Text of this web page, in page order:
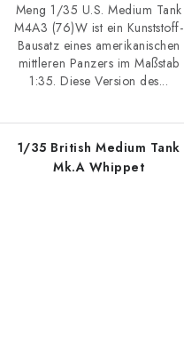
Meng 1/35 U.S. Medium Tank
M4A3 (76)W ist ein Kunststoff-
Bausatz eines amerikanischen
mittleren Panzers im Maßstab
1:35. Diese Version des...
1/35 British Medium Tank
Mk.A Whippet